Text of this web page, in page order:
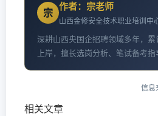
宗
作者：宗老师
山西金修安全技术职业培训中
深耕山西央国企招聘领域多年，
上岸，擅长选岗分析、笔试备考指
信息
相关文章